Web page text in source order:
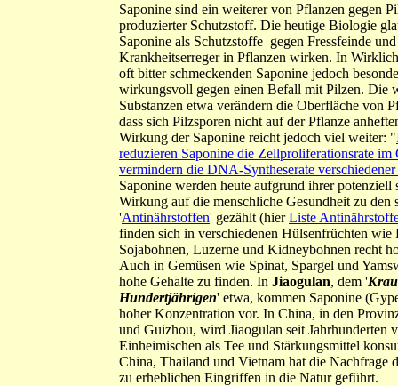
Saponine sind ein weiterer von Pflanzen gegen
produzierter Schutzstoff. Die heutige Biologie
Saponine als Schutzstoffe gegen Fressfeinde und
Krankheitserreger in Pflanzen wirken. In
oft bitter schmeckenden Saponine jedoch
wirkungsvoll gegen einen Befall mit Pilzen. Die
Substanzen etwa verändern die Oberfläche von
dass sich Pilzsporen nicht auf der Pflanze
Wirkung der Saponine reicht jedoch viel weiter: "
reduzieren Saponine die Zellproliferationsrate im
vermindern die DNA-Syntheserate
Saponine werden heute aufgrund ihrer potenziell
Wirkung auf die menschliche Gesundheit zu den
'Antinährstoffen' gezählt (hierListe
finden sich in verschiedenen Hülsenfrüchten wie
Sojabohnen, Luzerne und Kidneybohnen recht
Auch in Gemüsen wie Spinat, Spargel und
hohe Gehalte zu finden. In Jiaogulan, dem '
Hundertjährigen' etwa, kommen Saponine
hoher Konzentration vor. In China, in den
und Guizhou, wird Jiaogulan seit Jahrhunderten
Einheimischen als Tee und Stärkungsmittel
China, Thailand und Vietnam hat die Nachfrage
zu erheblichen Eingriffen in die Natur geführt.